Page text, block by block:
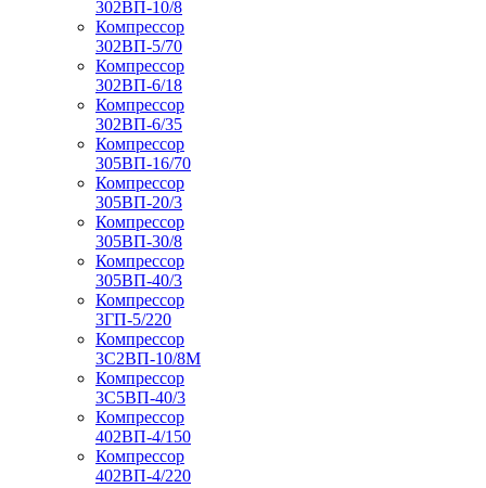
302ВП-10/8
Компрессор
302ВП-5/70
Компрессор
302ВП-6/18
Компрессор
302ВП-6/35
Компрессор
305ВП-16/70
Компрессор
305ВП-20/3
Компрессор
305ВП-30/8
Компрессор
305ВП-40/3
Компрессор
3ГП-5/220
Компрессор
3С2ВП-10/8М
Компрессор
3С5ВП-40/3
Компрессор
402ВП-4/150
Компрессор
402ВП-4/220